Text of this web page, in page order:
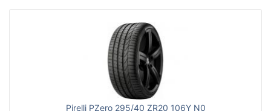
Pirelli PZero 295/40 ZR20 106Y N0